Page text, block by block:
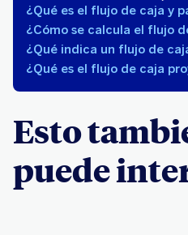
¿Qué es el flujo de caja y
¿Cómo se calcula el flujo
¿Qué indica un flujo de
¿Qué es el flujo de caja
Esto
puede